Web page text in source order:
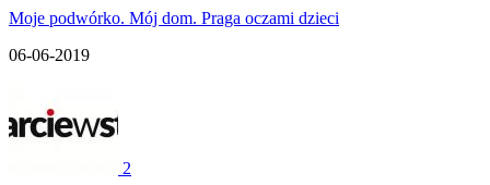
Moje podwórko. Mój dom. Praga oczami dzieci
06-06-2019
2